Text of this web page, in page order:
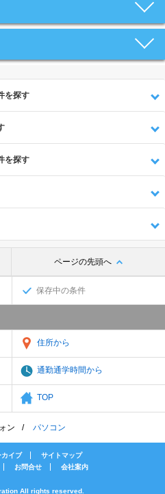
を探す
を探す
ページの先頭へ
保存中の条件
住所から
通勤通学時間から
TOP
ン パソコン
カイブ
サイトマップ
お問合せ 会社案内
All rights reserved.